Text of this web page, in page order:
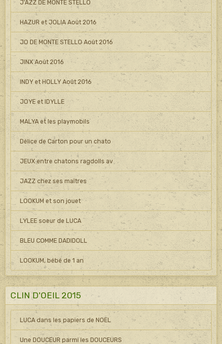
J'AZZ DE MONTE STELLO
HAZUR et JOLIA Août 2016
JO DE MONTE STELLO Août 2016
JINX Août 2016
INDY et HOLLY Août 2016
JOYE et IDYLLE
MALYA et les playmobils
Délice de Carton pour un chato
JEUX entre chatons ragdolls av
JAZZ chez ses maîtres
LOOKUM et son jouet
LYLEE soeur de LUCA
BLEU COMME DADIDOLL
LOOKUM, bébé de 1 an
CLIN D'OEIL 2015
LUCA dans les papiers de NOEL
Une DOUCEUR parmi les DOUCEURS